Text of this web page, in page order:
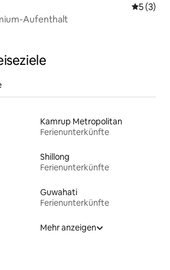
5 (3)
Aufenthalt
Kamrup Metropolitan
Ferienunterkünfte
Shillong
Ferienunterkünfte
Guwahati
Ferienunterkünfte
Mehr anzeigen